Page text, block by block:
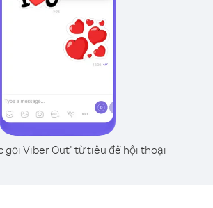
gọi Viber Out" từ tiêu đề hội thoại